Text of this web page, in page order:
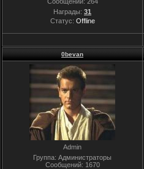
Награды: 31
Статус: Offline
0bevan
Admin
Группа: Администраторы
Сообщений: 1670